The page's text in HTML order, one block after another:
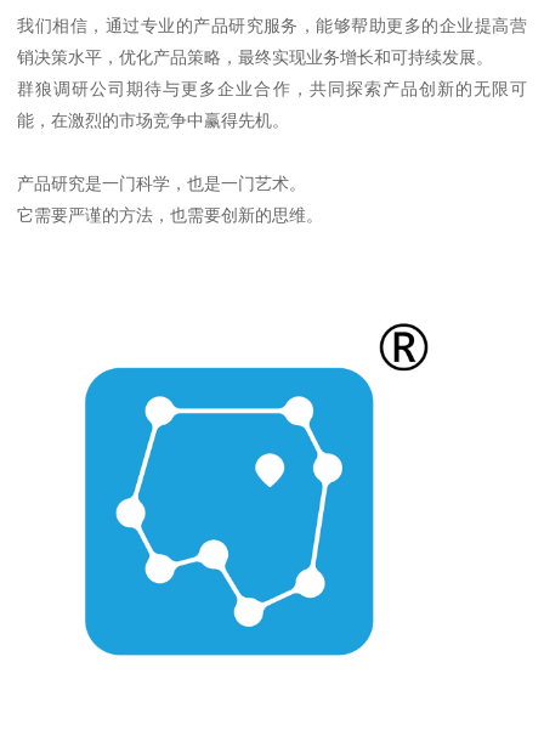
我们相信，通过专业的产品研究服务，能够帮助更多的企业提高营
销决策水平，优化产品策略，最终实现业务增长和可持续发展。
群狼调研公司期待与更多企业合作，共同探索产品创新的无限可
能，在激烈的市场竞争中赢得先机。
产品研究是一门科学，也是一门艺术。
它需要严谨的方法，也需要创新的思维。